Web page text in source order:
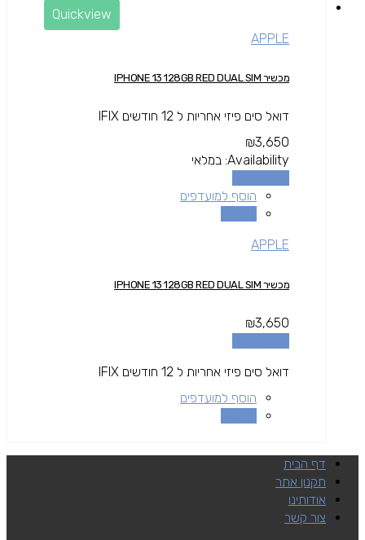
Quickview
APPLE
מכשיר IPHONE 13 128GB RED DUAL SIM
דואל סים פיזי אחריות ל 12 חודשים IFIX
₪3,650
Availability: במלאי
הוסף למועדפים
APPLE
מכשיר IPHONE 13 128GB RED DUAL SIM
₪3,650
דואל סים פיזי אחריות ל 12 חודשים IFIX
הוסף למועדפים
דף הבית
תקנון אתר
אודותינו
צור קשר